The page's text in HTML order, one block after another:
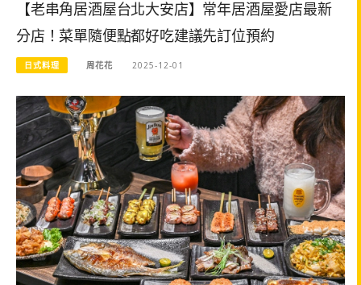
【老串角居酒屋台北大安店】常年居酒屋愛店最新
分店！菜單隨便點都好吃建議先訂位預約
日式料理 周花花 2025-12-01